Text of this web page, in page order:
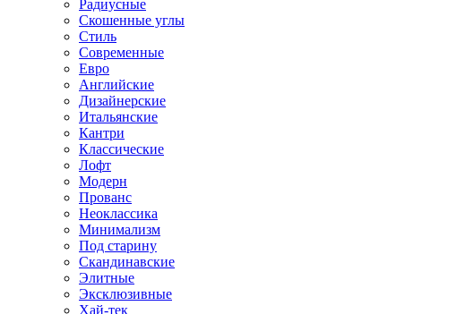
Радиусные
Скошенные углы
Стиль
Современные
Евро
Английские
Дизайнерские
Итальянские
Кантри
Классические
Лофт
Модерн
Прованс
Неоклассика
Минимализм
Под старину
Скандинавские
Элитные
Эксклюзивные
Хай-тек